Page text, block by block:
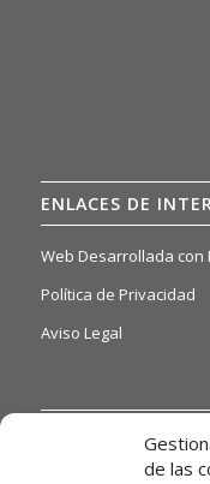
de las
ENLACES DE
Web Desarrollada con
Política de Privacidad
Aviso Legal
INFORMACIÓN DE